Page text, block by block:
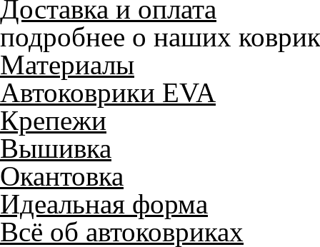
Доставка и оплата
подробнее о наших
Материалы
Автоковрики EVA
Крепежи
Вышивка
Окантовка
Идеальная форма
Всё об автоковриках